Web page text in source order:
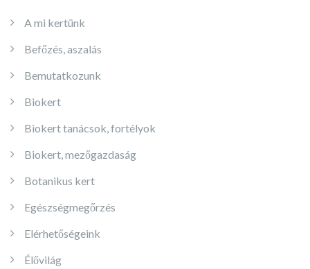
A mi kertünk
Befőzés, aszalás
Bemutatkozunk
Biokert
Biokert tanácsok, fortélyok
Biokert, mezőgazdaság
Botanikus kert
Egészségmegőrzés
Elérhetőségeink
Élővilág